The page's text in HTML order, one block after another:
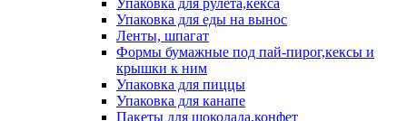
Упаковка для рулета,кекса
Упаковка для еды на вынос
Ленты, шпагат
Формы бумажные под пай-пирог,кексы и
крышки к ним
Упаковка для пиццы
Упаковка для канапе
Пакеты для шоколада,конфет